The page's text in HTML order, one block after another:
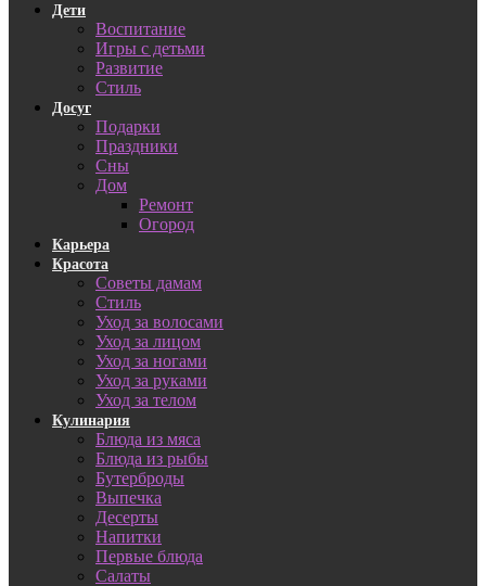
Дети
Воспитание
Игры с детьми
Развитие
Стиль
Досуг
Подарки
Праздники
Сны
Дом
Ремонт
Огород
Карьера
Красота
Советы дамам
Стиль
Уход за волосами
Уход за лицом
Уход за ногами
Уход за руками
Уход за телом
Кулинария
Блюда из мяса
Блюда из рыбы
Бутерброды
Выпечка
Десерты
Напитки
Первые блюда
Салаты